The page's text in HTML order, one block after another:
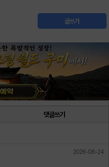
글쓰기
댓글쓰기
2026-06-24